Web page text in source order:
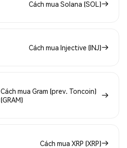
Cách mua Solana (SOL)
Cách mua Injective (INJ)
Cách mua Gram (prev. Toncoin)
(GRAM)
Cách mua XRP (XRP)